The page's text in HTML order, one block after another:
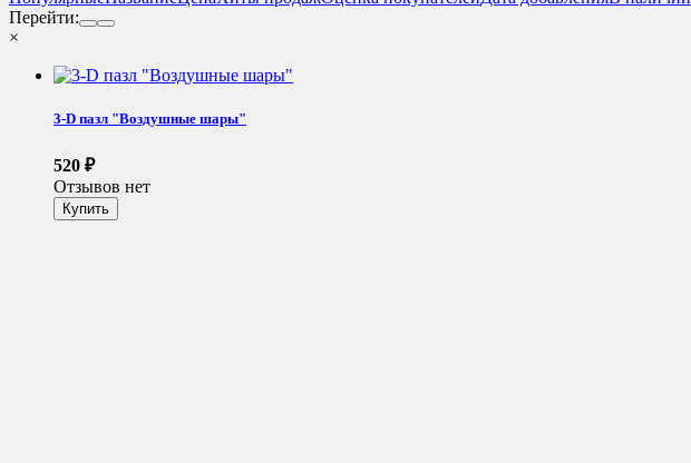
Перейти:
×
3-D пазл "Воздушные шары"
520 ₽
Отзывов нет